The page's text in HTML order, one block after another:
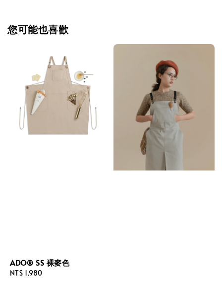
您可能也喜歡
ADO® SS 裸麥色
Regular
NT$ 1,980